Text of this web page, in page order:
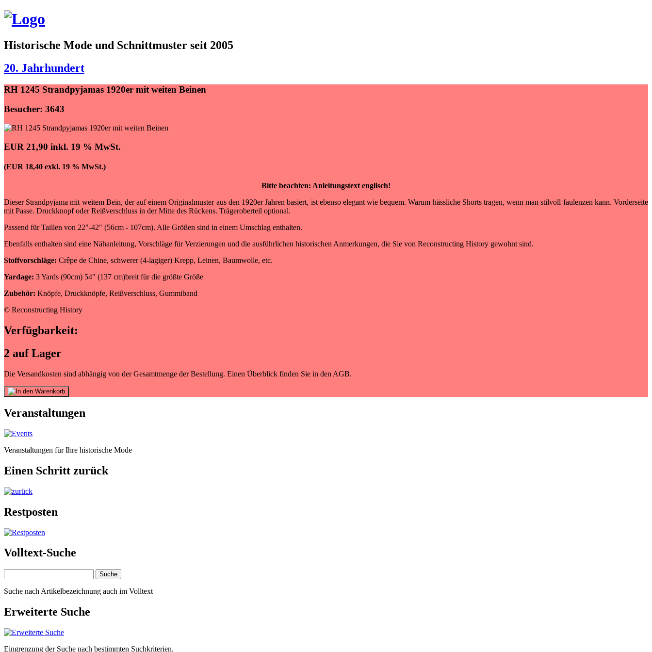
Historische Mode und Schnittmuster seit 2005
20. Jahrhundert
RH 1245 Strandpyjamas 1920er mit weiten Beinen
Besucher: 3643
EUR 21,90 inkl. 19 % MwSt.
(EUR 18,40 exkl. 19 % MwSt.)
Bitte beachten: Anleitungstext englisch!
Dieser Strandpyjama mit weitem Bein, der auf einem Originalmuster aus den 1920er Jahren basiert, ist ebenso elegant wie bequem. Warum hässliche Shorts tragen, wenn man stilvoll faulenzen kann. Vorderseite
mit Passe. Druckknopf oder Reißverschluss in der Mitte des Rückens. Trägeroberteil optional.
Passend für Taillen von 22"-42" (56cm - 107cm). Alle Größen sind in einem Umschlag enthalten.
Ebenfalls enthalten sind eine Nähanleitung, Vorschläge für Verzierungen und die ausführlichen historischen Anmerkungen, die Sie von Reconstructing History gewohnt sind.
Stoffvorschläge: Crêpe de Chine, schwerer (4-lagiger) Krepp, Leinen, Baumwolle, etc.
Yardage: 3 Yards (90cm) 54" (137 cm)breit für die größte Größe
Zubehör: Knöpfe, Druckknöpfe, Reißverschluss, Gummiband
© Reconstructing History
Verfügbarkeit:
2 auf Lager
Die Versandkosten sind abhängig von der Gesamtmenge der Bestellung. Einen Überblick finden Sie in den AGB.
Veranstaltungen
Veranstaltungen für Ihre historische Mode
Einen Schritt zurück
Restposten
Volltext-Suche
Suche nach Artikelbezeichnung auch im Volltext
Erweiterte Suche
Eingrenzung der Suche nach bestimmten Suchkriterien.